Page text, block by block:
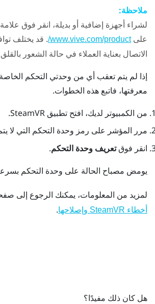
ملاحظة:
لشراء أجهزة إضافية أو بديلة، انقر فوق
علىwww.vive.com/product/ . قد يختلف
الاتصال بعناية العملاء في حالة الشعور
إذا لم يتم تعقب أي من وحدتي التحكم
معرفتها، فاتبع هذه الخطوات.
من الكمبيوتر لديك، افتح تطبيق SteamVR
.
مرر المؤشر على رمز وحدة التحكم التي لا
انقر فوقتعريف وحدة التحكم.
يومض مصباح الحالة على وحدة التحكم
لمزيد من المعلومات، يمكنك الرجوع إلى
أخطاء SteamVR وإصلاحها
.
هل كان ذلك مفيدًا؟